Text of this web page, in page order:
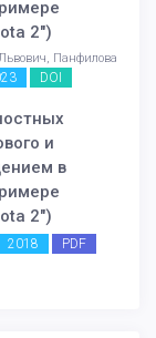
2")
Панфилова
DOI
и
в
2")
2018
PDF